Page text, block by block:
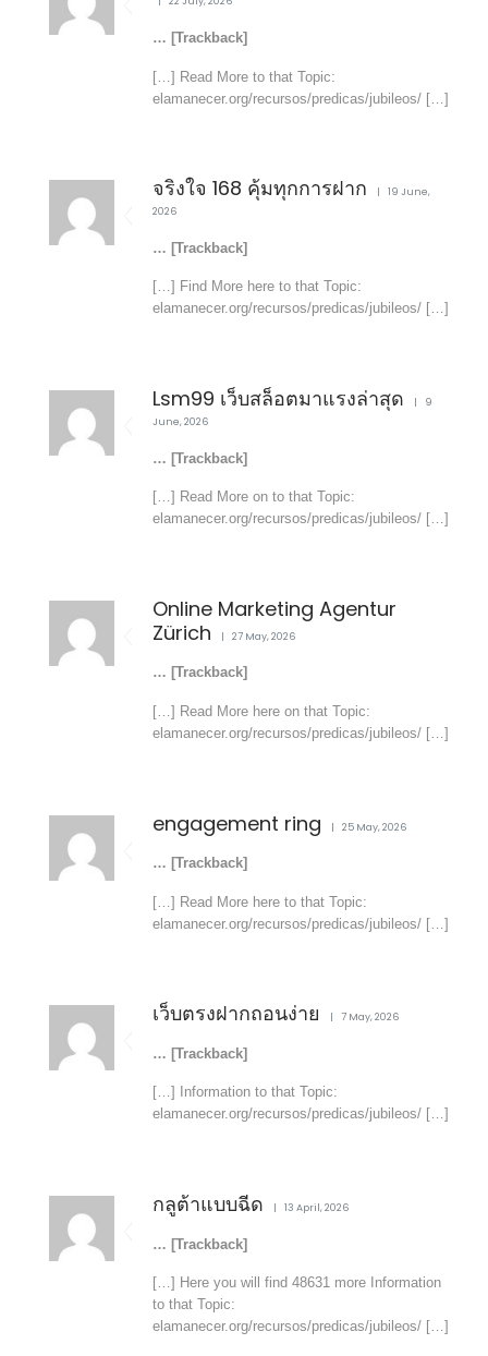
… [Trackback]
[…] Read More to that Topic:
elamanecer.org/recursos/predicas/jubileos/ […]
จริงใจ 168 คุ้มทุกการฝาก
19 June,
2026
… [Trackback]
[…] Find More here to that Topic:
elamanecer.org/recursos/predicas/jubileos/ […]
Lsm99 เว็บสล็อตมาแรงล่าสุด
9
June, 2026
… [Trackback]
[…] Read More on to that Topic:
elamanecer.org/recursos/predicas/jubileos/ […]
Online Marketing Agentur
Zürich
27 May, 2026
… [Trackback]
[…] Read More here on that Topic:
elamanecer.org/recursos/predicas/jubileos/ […]
engagement ring 25 May, 2026
… [Trackback]
[…] Read More here to that Topic:
elamanecer.org/recursos/predicas/jubileos/ […]
เว็บตรงฝากถอนง่าย 7 May, 2026
… [Trackback]
[…] Information to that Topic:
elamanecer.org/recursos/predicas/jubileos/ […]
กลูต้าแบบฉีด 13 April, 2026
… [Trackback]
[…] Here you will find 48631 more Information
to that Topic:
elamanecer.org/recursos/predicas/jubileos/ […]